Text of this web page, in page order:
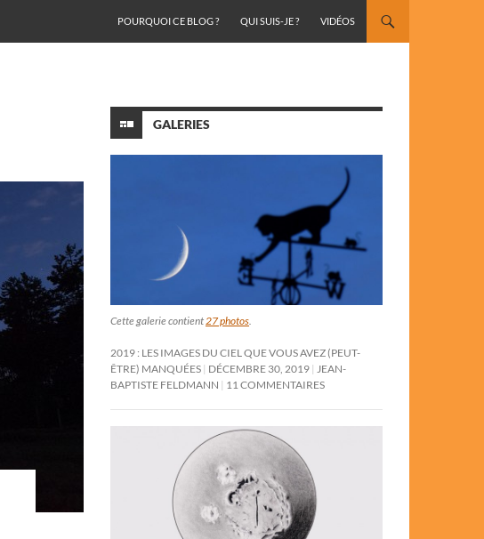
POURQUOI CE BLOG ?
QUI SUIS-JE ? VIDÉOS
GALERIES
Cette galerie contient27 photos.
2019 : LES IMAGES DU CIEL QUE VOUS AVEZ (PEUT-
ÊTRE) MANQUÉES DÉCEMBRE 30, 2019 JEAN-
BAPTISTE FELDMANN
11 COMMENTAIRES